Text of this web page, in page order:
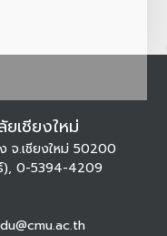
เชียงใหม่
จ.เชียงใหม่ 50200
), 0-5394-4209